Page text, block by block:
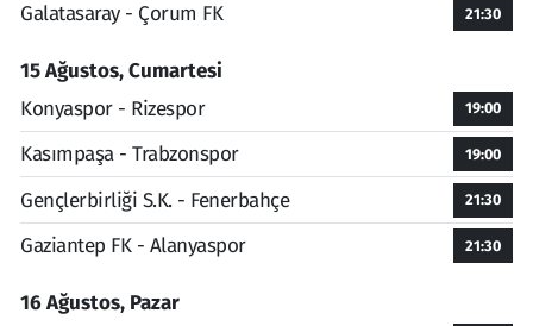
Galatasaray - Çorum FK
21:30
15 Ağustos, Cumartesi
Konyaspor - Rizespor
19:00
Kasımpaşa - Trabzonspor 19:00
Gençlerbirliği S.K. - Fenerbahçe 21:30
Gaziantep FK - Alanyaspor 21:30
16 Ağustos, Pazar